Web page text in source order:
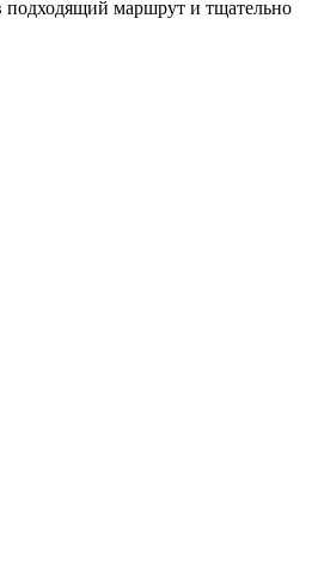
подходящий маршрут и тщательно